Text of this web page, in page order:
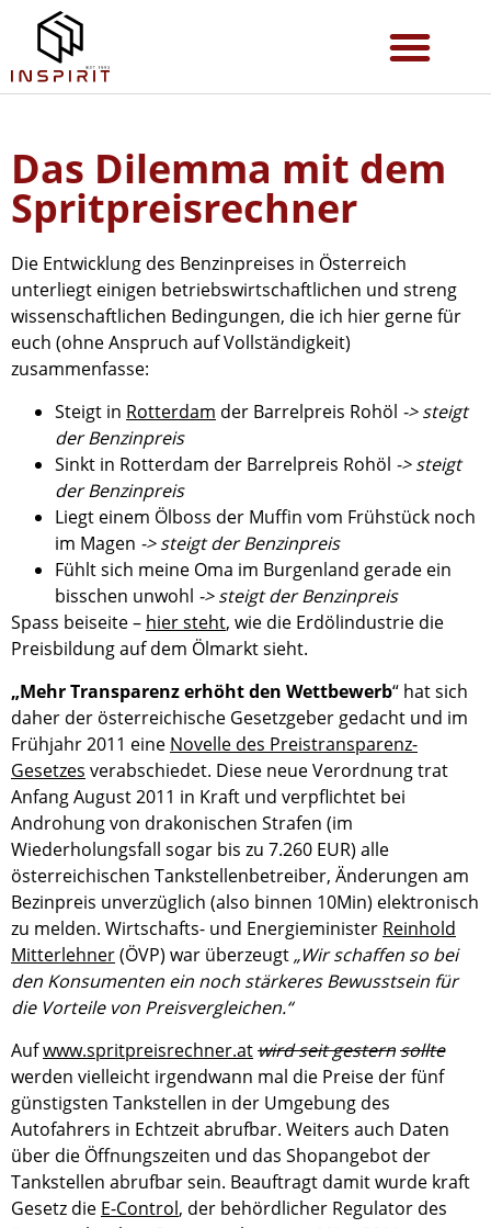
Das Dilemma mit dem
Spritpreisrechner
Die Entwicklung des Benzinpreises in Österreich
unterliegt einigen betriebswirtschaftlichen und streng
wissenschaftlichen Bedingungen, die ich hier gerne für
euch (ohne Anspruch auf Vollständigkeit)
zusammenfasse:
Steigt in Rotterdam der Barrelpreis Rohöl -> steigt
der Benzinpreis
Sinkt in Rotterdam der Barrelpreis Rohöl -> steigt
der Benzinpreis
Liegt einem Ölboss der Muffin vom Frühstück noch
im Magen -> steigt der Benzinpreis
Fühlt sich meine Oma im Burgenland gerade ein
bisschen unwohl -> steigt der Benzinpreis
Spass beiseite – hier steht, wie die Erdölindustrie die
Preisbildung auf dem Ölmarkt sieht.
„Mehr Transparenz erhöht den Wettbewerb“ hat sich
daher der österreichische Gesetzgeber gedacht und im
Frühjahr 2011 eine Novelle des Preistransparenz-
Gesetzes verabschiedet. Diese neue Verordnung trat
Anfang August 2011 in Kraft und verpflichtet bei
Androhung von drakonischen Strafen (im
Wiederholungsfall sogar bis zu 7.260 EUR) alle
österreichischen Tankstellenbetreiber, Änderungen am
Bezinpreis unverzüglich (also binnen 10Min) elektronisch
zu melden. Wirtschafts- und Energieminister Reinhold
Mitterlehner(ÖVP) war überzeugt„Wir schaffen so bei
den Konsumenten ein noch stärkeres Bewusstsein für
die Vorteile von Preisvergleichen.“
Aufwww.spritpreisrechner.atwird seit gesternsollte
werden vielleicht irgendwann mal die Preise der fünf
günstigsten Tankstellen in der Umgebung des
Autofahrers in Echtzeit abrufbar. Weiters auch Daten
über die Öffnungszeiten und das Shopangebot der
Tankstellen abrufbar sein. Beauftragt damit wurde kraft
Gesetz die E-Control, der behördlicher Regulator des